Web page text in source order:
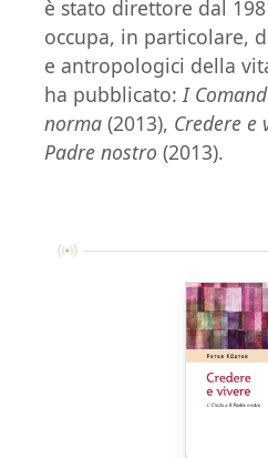
è stato direttore dal
occupa, in particolare,
e antropologici della
ha pubblicato: I
norma (2013), Credere e
Padre nostro (2013).